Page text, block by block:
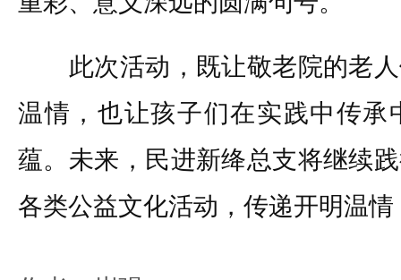
此次活动，既让敬老院的老人
温情，也让孩子们在实践中传承
蕴。未来，民进新绛总支将继续
各类公益文化活动，传递开明温